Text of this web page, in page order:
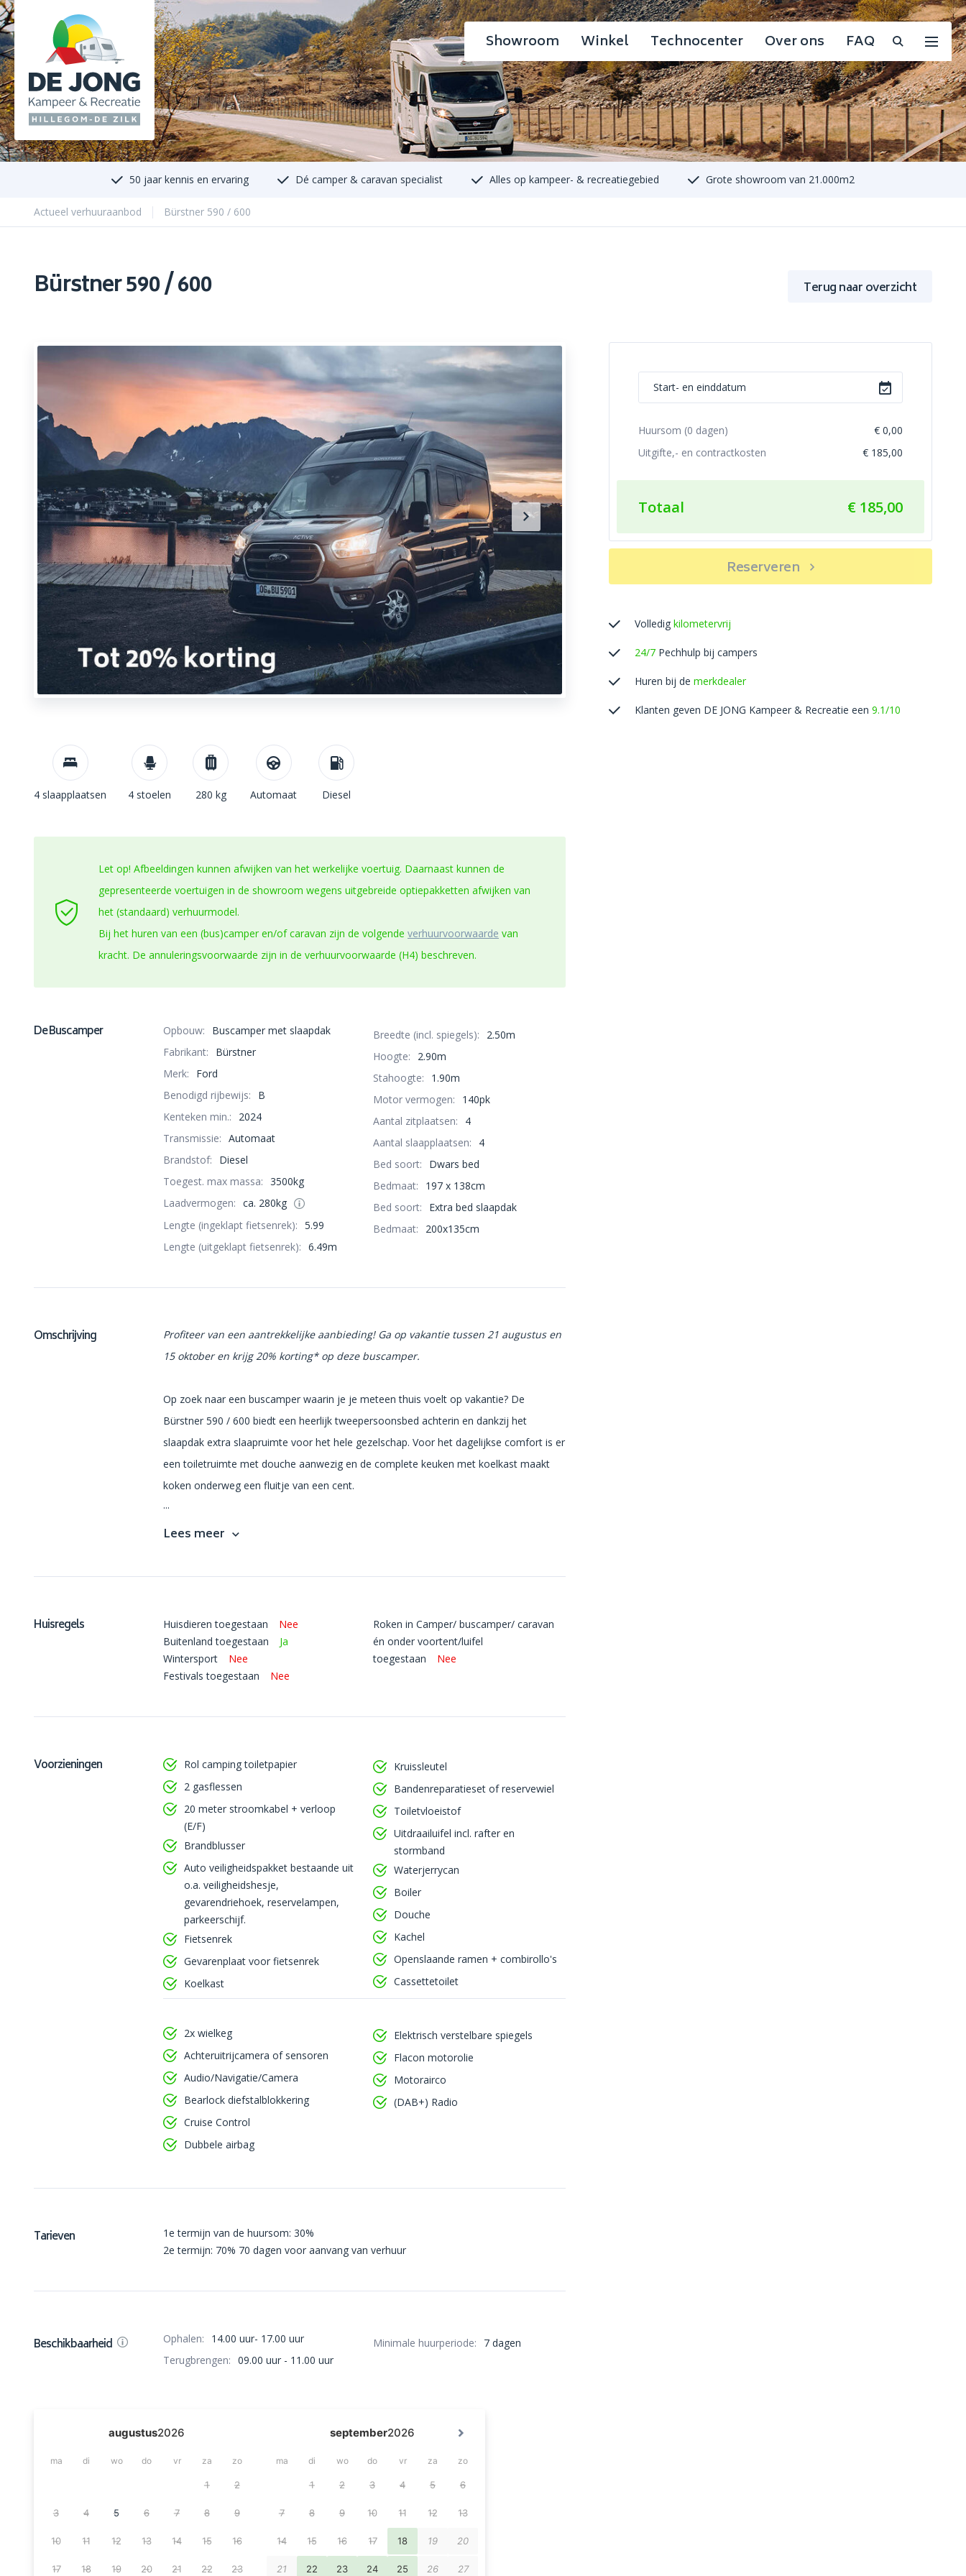
Showroom Winkel Technocenter Over ons FAQ
50 jaar kennis en ervaring Dé camper & caravan specialist Alles op kampeer- & recreatiegebied Grote showroom van 21.000m2
Actueel verhuuraanbod Bürstner 590 / 600
Bürstner 590 / 600 Terug naar overzicht
4 slaapplaatsen 4 stoelen 280 kg Automaat Diesel
Let op! Afbeeldingen kunnen afwijken van het werkelijke voertuig. Daarnaast kunnen de
gepresenteerde voertuigen in de showroom wegens uitgebreide optiepakketten afwijken van
het (standaard) verhuurmodel.
Bij het huren van een (bus)camper en/of caravan zijn de volgende verhuurvoorwaarde van
kracht. De annuleringsvoorwaarde zijn in de verhuurvoorwaarde (H4) beschreven.
De Buscamper Opbouw:
Buscamper met slaapdak
Fabrikant:
Bürstner
Merk:
Ford
Benodigd rijbewijs:
B
Kenteken min.:
2024
Transmissie: Automaat
Brandstof:
Diesel
Toegest. max massa: 3500kg
Laadvermogen: ca. 280kg
Lengte (ingeklapt fietsenrek): 5.99
Lengte (uitgeklapt fietsenrek): 6.49m
Breedte (incl. spiegels):
2.50m
Hoogte:
2.90m
Stahoogte:
1.90m
Motor vermogen:
140pk
Aantal zitplaatsen:
4
Aantal slaapplaatsen:
4
Bed soort:
Dwars bed
Bedmaat:
197 x 138cm
Bed soort:
Extra bed slaapdak
Bedmaat:
200x135cm
Omschrijving
Profiteer van een aantrekkelijke aanbieding! Ga op vakantie tussen 21 augustus en
15 oktober en krijg 20% korting* op deze buscamper.
Op zoek naar een buscamper waarin je je meteen thuis voelt op vakantie? De
Bürstner 590 / 600 biedt een heerlijk tweepersoonsbed achterin en dankzij het
slaapdak extra slaapruimte voor het hele gezelschap. Voor het dagelijkse comfort is er
een toiletruimte met douche aanwezig en de complete keuken met koelkast maakt
koken onderweg een fluitje van een cent.
...
Lees meer
Huisregels Huisdieren toegestaan
Nee
Buitenland toegestaan
Ja
Wintersport
Nee
Festivals toegestaan
Nee
Roken in Camper/ buscamper/ caravan
én onder voortent/luifel
toegestaan
Nee
Voorzieningen
Rol camping toiletpapier
2 gasflessen
20 meter stroomkabel + verloop
(E/F)
Brandblusser
Auto veiligheidspakket bestaande uit
o.a. veiligheidshesje,
gevarendriehoek, reservelampen,
parkeerschijf.
Fietsenrek
Gevarenplaat voor fietsenrek
Koelkast
Kruissleutel
Bandenreparatieset of reservewiel
Toiletvloeistof
Uitdraailuifel incl. rafter en
stormband
Waterjerrycan
Boiler
Douche
Kachel
Openslaande ramen + combirollo's
Cassettetoilet
2x wielkeg
Achteruitrijcamera of sensoren
Audio/Navigatie/Camera
Bearlock diefstalblokkering
Cruise Control
Dubbele airbag
Elektrisch verstelbare spiegels
Flacon motorolie
Motorairco
(DAB+) Radio
Tarieven
1e termijn van de huursom: 30%
2e termijn: 70% 70 dagen voor aanvang van verhuur
Beschikbaarheid Ophalen:
14.00 uur- 17.00 uur
Terugbrengen: 09.00 uur - 11.00 uur
Minimale huurperiode: 7 dagen
Huursom (0 dagen)
€ 0,00
Uitgifte,- en contractkosten
€ 185,00
Totaal € 185,00
Reserveren
Volledig kilometervrij
24/7 Pechhulp bij campers
Huren bij de merkdealer
Klanten geven DE JONG Kampeer & Recreatie een 9.1/10